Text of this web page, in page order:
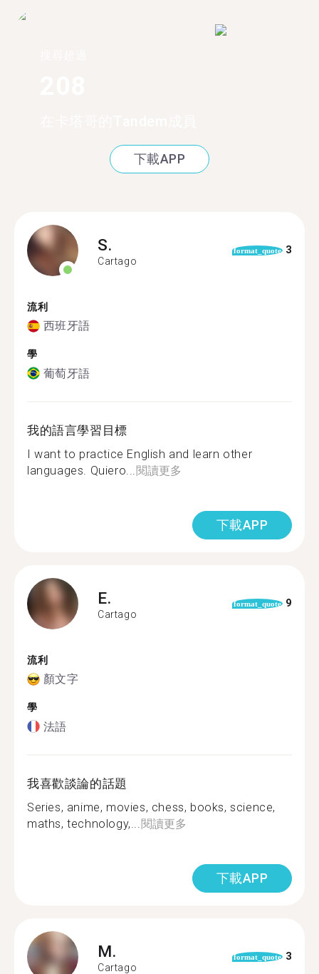
下載APP
S.
Cartago
format_quote 3
流利
西班牙語
學
葡萄牙語
我的語言學習目標
I want to practice English and learn other
languages. Quiero... 閱讀更多
下載APP
E.
Cartago
format_quote 9
流利
顏文字
學
法語
我喜歡談論的話題
Series, anime, movies, chess, books, science,
maths, technology,... 閱讀更多
下載APP
M.
Cartago
format_quote 3